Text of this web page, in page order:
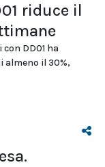
riduce il
DD01 ha
almeno il 30%,